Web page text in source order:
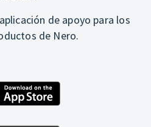
de apoyo para los
de Nero.